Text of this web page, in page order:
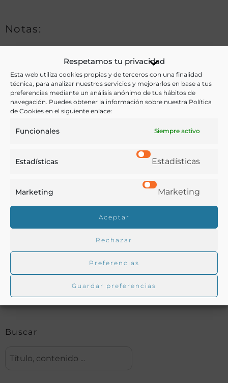
Respetamos tu privacidad
Esta web utiliza cookies propias y de terceros con una finalidad
técnica, para analizar nuestros servicios y mejorarlos en base a tus
preferencias mediante un análisis anónimo de tus hábitos de
navegación. Puedes obtener la información sobre nuestra Política
de Cookies en el siguiente enlace:
Funcionales Siempre activo
Estadísticas Estadísticas
Marketing Marketing
Aceptar
Rechazar
Preferencias
Guardar preferencias
Notas:
Ver más libros de estas materias:
Agricultura
Ver más libros con las palabras clave:
Cerdo
Buscar en la biblioteca
Biblioteca digital Duque de Ahumada
Buscar